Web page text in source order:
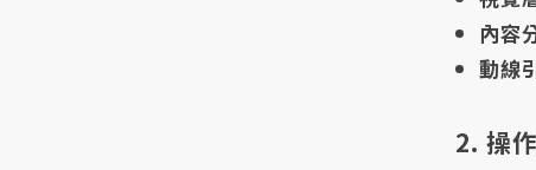
內容
動線
2. 操